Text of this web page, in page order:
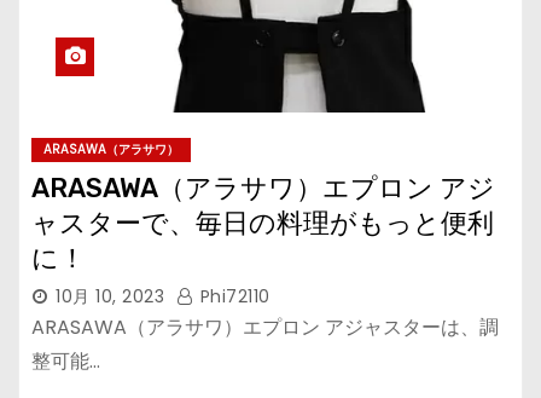
ARASAWA（アラサワ）
ARASAWA（アラサワ）エプロン アジ
ャスターで、毎日の料理がもっと便利
に！
10月 10, 2023 Phi72110
ARASAWA（アラサワ）エプロン アジャスターは、調
整可能…